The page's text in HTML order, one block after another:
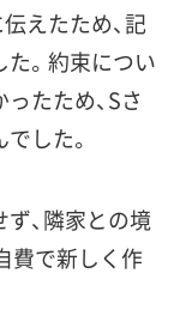
えたため、記
。約束につい
たため、Sさ
した。
、隣家との境
費で新しく作